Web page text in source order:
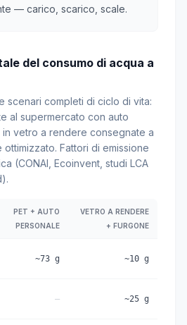
— carico, scarico, scale.
del consumo di acqua a
scenari completi di ciclo di vita:
al supermercato con auto
vetro a rendere consegnate a
Fattori di emissione
(CONAI, Ecoinvent, studi LCA
PET + AUTO
PERSONALE
VETRO A RENDERE
+ FURGONE
~73 g ~10 g
— ~25 g